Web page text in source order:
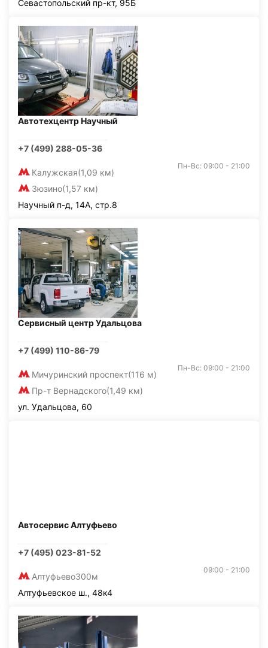
Севастопольский пр-кт, 95Б
Автотехцентр Научный
+7 (499) 288-05-36
Калужская(1,09 км)
Зюзино(1,57 км)
Пн-Вс: 09:00 - 21:00
Научный п-д, 14А, стр.8
Сервисный центр Удальцова
+7 (499) 110-86-79
Мичуринский проспект(116 м)
Пр-т Вернадского(1,49 км)
Пн-Вс: 09:00 - 21:00
ул. Удальцова, 60
Автосервис Алтуфьево
+7 (495) 023-81-52
Алтуфьево300м
09:00 - 21:00
Алтуфьевское ш., 48к4